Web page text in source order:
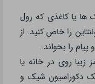
ها یا کاغذی که رول
را خاص کنید. از
پیام را بخواند.
زیبا روی در خانه یا
دکوراسیون شیک و